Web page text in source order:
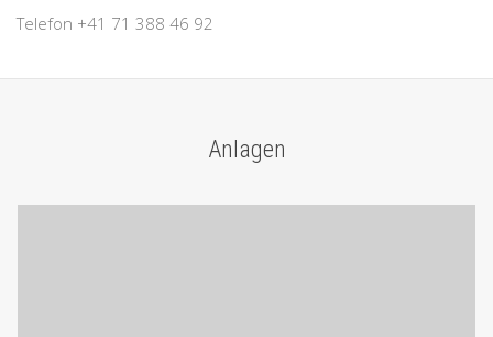
Telefon +41 71 388 46 92
Anlagen